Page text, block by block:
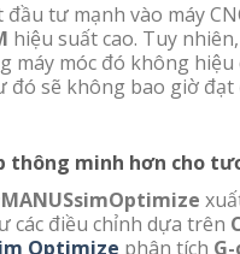
đầu tư mạnh vào máy
hiệu suất cao. Tuy
máy móc đó không hiệu
đó sẽ không bao giờ đạt
thông minh hơn cho
các điều chỉnh dựa trên
Optimize phân tích